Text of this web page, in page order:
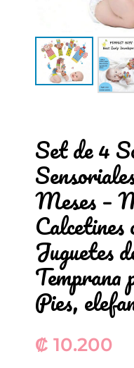
Set de 4
Meses –
Calcetines
Juguetes
Pies,
₡ 10.200